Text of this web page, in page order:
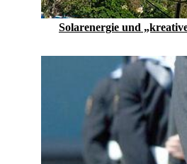
Solarenergie und